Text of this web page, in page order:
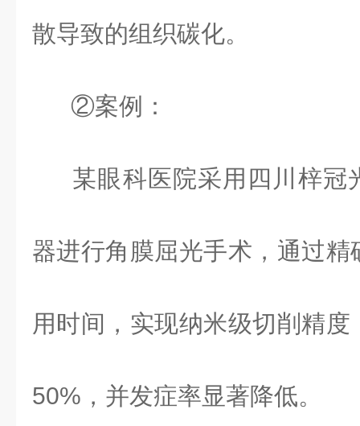
散导致的组织碳化。
②案例：
某眼科医院采用四川梓冠
器进行角膜屈光手术，通过
用时间，实现纳米级切削精
50% ，并发症率显著降低。